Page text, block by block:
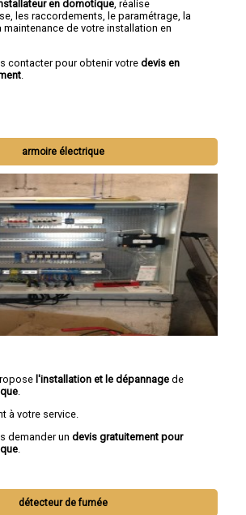
en domotique , réalise
les raccordements, le paramétrage, la
maintenance de votre installation en
contacter pour obtenir votre devis en
armoire électrique
l'installation et le dépannage de
.
à votre service.
demander un devis gratuitement pour
détecteur de fumée